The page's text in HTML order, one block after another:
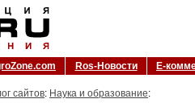
Ros-Новости Е-
сайтов: Наука и образование: